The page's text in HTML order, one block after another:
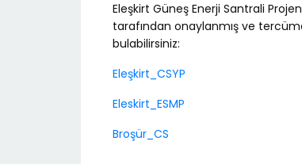
Eleşkirt Güneş Enerji Santrali
tarafından onaylanmış ve
bulabilirsiniz:
Eleşkirt_CSYP
Eleskirt_ESMP
Broşür_CS